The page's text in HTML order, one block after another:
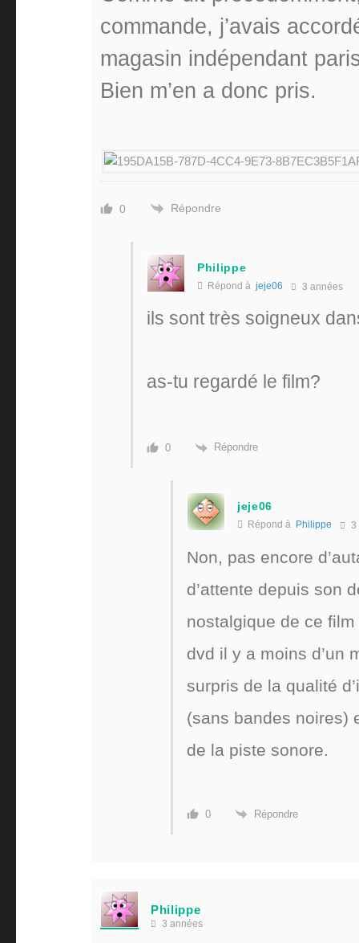
commande, j’avais
magasin indépendant
Bien m’en a donc pris.
0 Répondre
Philippe
Répond à jeje06 3 années
ils sont très soigneux
as-tu regardé le film?
0 Répondre
jeje06
Répond à Philippe 3
Non, pas encore
d’attente depuis son
nostalgique de ce
dvd il y a moins d’un
surpris de la qualité
(sans bandes noires)
de la piste sonore.
0 Répondre
Philippe
3 années